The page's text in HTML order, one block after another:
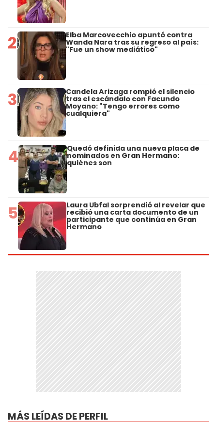
2 Elba Marcovecchio apuntó contra
Wanda Nara tras su regreso al país:
"Fue un show mediático"
3 Candela Arizaga rompió el silencio
tras el escándalo con Facundo
Moyano: "Tengo errores como
cualquiera"
4 Quedó definida una nueva placa de
nominados en Gran Hermano:
quiénes son
5 Laura Ubfal sorprendió al revelar que
recibió una carta documento de un
participante que continúa en Gran
Hermano
MÁS LEÍDAS DE PERFIL